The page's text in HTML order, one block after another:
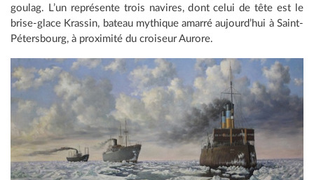
goulag. L’un représente trois navires, dont celui de tête est le
brise-glace Krassin, bateau mythique amarré aujourd’hui à Saint-
Pétersbourg, à proximité du croiseur Aurore.